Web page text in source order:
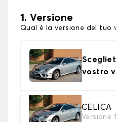
1. Versione
Qual è la versione del tuo
vostro
CELICA
Versione
2. Livello di
Scegli il telo protettivo